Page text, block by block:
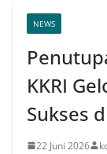
NEWS
KKRI
Sukses
22 Juni 2026